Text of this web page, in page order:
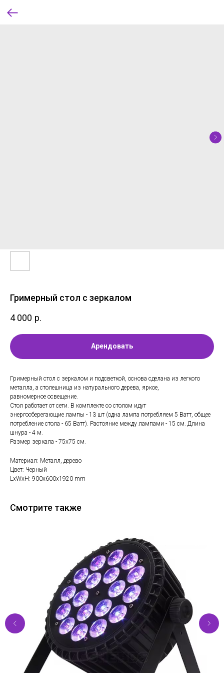
Гримерный стол с зеркалом
4 000 р.
Арендовать
Гримерный стол с зеркалом и подсветкой, основа сделана из легкого
металла, а столешница из натурального дерева, яркое,
равномерное освещение.
Стол работает от сети. В комплекте со столом идут
энергосберегающие лампы - 13 шт (одна лампа потребляем 5 Ватт, общее
потребление стола - 65 Ватт). Растояние между лампами - 15 см. Длина
шнура - 4 м.
Размер зеркала - 75х75 см.
Материал: Металл, дерево
Цвет: Черный
LxWxH: 900x600x1920 mm
Смотрите также